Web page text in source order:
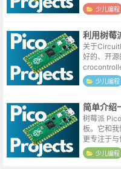
盘时，电脑
见了，尝试
少儿编程
利用树莓
关于
好的、开
计算机。它
少儿编程
简单介绍
树莓派
板。它和我
更专注于与
嵌入式开发
成员对比
少儿编程